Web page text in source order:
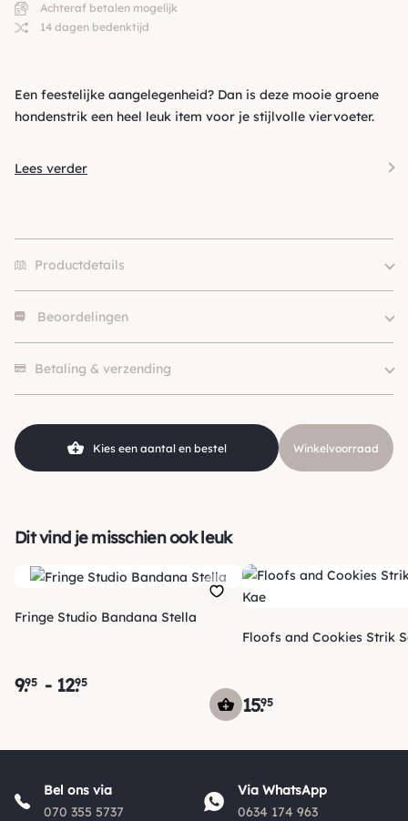
Achteraf betalen mogelijk
14 dagen bedenktijd
Een feestelijke aangelegenheid? Dan is deze mooie groene
hondenstrik een heel leuk item voor je stijlvolle viervoeter.
Lees verder
Productdetails
Merk
Klein (0 – 10kg), Middel (10 –
SKU
210000016526
Beoordelingen
Betaling & verzending
Verzending
ontvangt een track & trace code van ons zodat je je pakketje
kan volgen. Voor orders tot € 15.00 zijn de verzendkosten €
Kies een aantal en bestel Winkelvoorraad
Dit vind je misschien ook leuk
Fringe Studio Bandana Stella
9.95 - 12.95
Floofs and Cookies Strik
15.95
Bel ons via
070 355 5737
Via WhatsApp
0634 174 963